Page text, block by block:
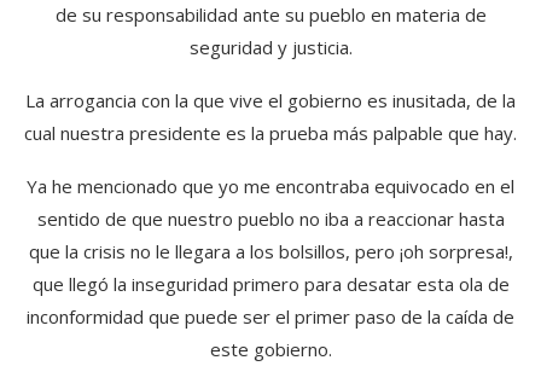
de su responsabilidad ante su pueblo en materia de
seguridad y justicia.
La arrogancia con la que vive el gobierno es inusitada, de la
cual nuestra presidente es la prueba más palpable que hay.
Ya he mencionado que yo me encontraba equivocado en el
sentido de que nuestro pueblo no iba a reaccionar hasta
que la crisis no le llegara a los bolsillos, pero ¡oh sorpresa!,
que llegó la inseguridad primero para desatar esta ola de
inconformidad que puede ser el primer paso de la caída de
este gobierno.